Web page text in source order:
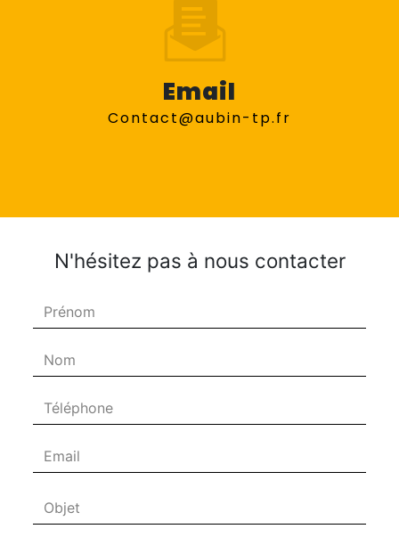
Email
contact@aubin-tp.fr
N'hésitez pas à nous contacter